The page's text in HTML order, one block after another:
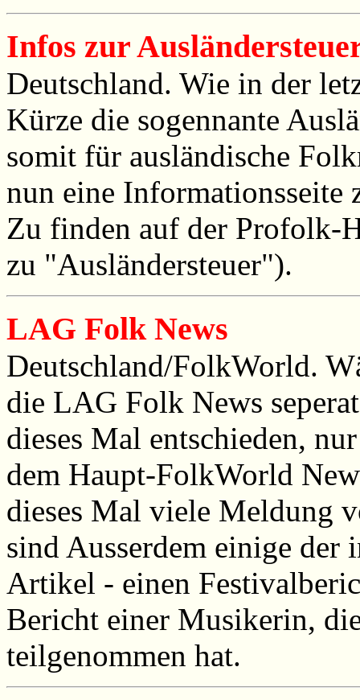
Infos zur
Deutschland. Wie in der
Kürze die sogennante
somit für ausländische
nun eine Informationsseite
Zu finden auf der Profolk-
zu "Ausländersteuer").
LAG Folk News
Deutschland/FolkWorld.
die LAG Folk News
dieses Mal entschieden,
dem Haupt-FolkWorld
dieses Mal viele Meldung
sind Ausserdem einige
Artikel - einen
Bericht einer Musikerin,
teilgenommen hat.